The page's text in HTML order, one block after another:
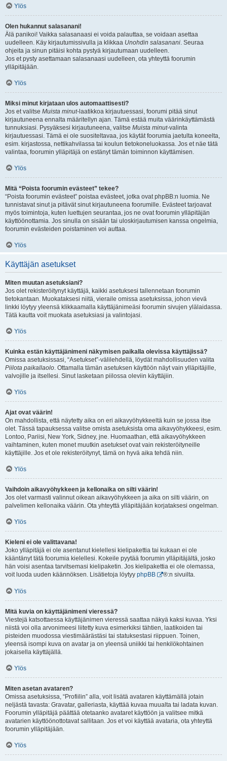
Ylös
Olen hukannut salasanani!
Älä panikoi! Vaikka salasanaasi ei voida palauttaa, se voidaan asettaa
uudelleen. Käy kirjautumissivulla ja klikkaa Unohdin salasanani. Seuraa
ohjeita ja sinun pitäisi kohta pystyä kirjautumaan uudelleen.
Jos et pysty asettamaan salasanaasi uudelleen, ota yhteyttä foorumin
ylläpitäjään.
Ylös
Miksi minut kirjataan ulos automaattisesti?
Jos et valitse Muista minut-laatikkoa kirjautuessasi, foorumi pitää sinut
kirjautuneena ennalta määritellyn ajan. Tämä estää muita väärinkäyttämästä
tunnuksiasi. Pysyäksesi kirjautuneena, valitse Muista minut-valinta
kirjautuessasi. Tämä ei ole suositeltavaa, jos käytät foorumia jaetulta koneelta,
esim. kirjastossa, nettikahvilassa tai koulun tietokoneluokassa. Jos et näe tätä
valintaa, foorumin ylläpitäjä on estänyt tämän toiminnon käyttämisen.
Ylös
Mitä “Poista foorumin evästeet” tekee?
“Poista foorumin evästeet” poistaa evästeet, jotka ovat phpBB:n luomia. Ne
tunnistavat sinut ja pitävät sinut kirjautuneena foorumille. Evästeet tarjoavat
myös toimintoja, kuten luettujen seurantaa, jos ne ovat foorumin ylläpitäjän
käyttöönottamia. Jos sinulla on sisään tai uloskirjautumisen kanssa ongelmia,
foorumin evästeiden poistaminen voi auttaa.
Ylös
Käyttäjän asetukset
Miten muutan asetuksiani?
Jos olet rekisteröitynyt käyttäjä, kaikki asetuksesi tallennetaan foorumin
tietokantaan. Muokataksesi niitä, vieraile omissa asetuksissa, johon vievä
linkki löytyy yleensä klikkaamalla käyttäjänimeäsi foorumin sivujen ylälaidassa.
Tätä kautta voit muokata asetuksiasi ja valintojasi.
Ylös
Kuinka estän käyttäjänimeni näkymisen paikalla olevissa käyttäjissä?
Omissa asetuksissasi, “Asetukset”-välilehdellä, löydät mahdollisuuden valita
Piilota paikallaolo. Ottamalla tämän asetuksen käyttöön näyt vain ylläpitäjille,
valvojille ja itsellesi. Sinut lasketaan piilossa oleviin käyttäjiin.
Ylös
Ajat ovat väärin!
On mahdollista, että näytetty aika on eri aikavyöhykkeeltä kuin se jossa itse
olet. Tässä tapauksessa valitse omista asetuksista oma aikavyöhykkeesi, esim.
Lontoo, Pariisi, New York, Sidney, jne. Huomaathan, että aikavyöhykkeen
vaihtaminen, kuten monet muutkin asetukset ovat vain rekisteröityneille
käyttäjille. Jos et ole rekisteröitynyt, tämä on hyvä aika tehdä niin.
Ylös
Vaihdoin aikavyöhykkeen ja kellonaika on silti väärin!
Jos olet varmasti valinnut oikean aikavyöhykkeen ja aika on silti väärin, on
palvelimen kellonaika väärin. Ota yhteyttä ylläpitäjään korjataksesi ongelman.
Ylös
Kieleni ei ole valittavana!
Joko ylläpitäjä ei ole asentanut kielellesi kielipakettia tai kukaan ei ole
kääntänyt tätä foorumia kielellesi. Kokeile pyytää foorumin ylläpitäjältä, josko
hän voisi asentaa tarvitsemasi kielipaketin. Jos kielipakettia ei ole olemassa,
voit luoda uuden käännöksen. Lisätietoja löytyy phpBB ®:n sivuilta.
Ylös
Mitä kuvia on käyttäjänimeni vieressä?
Viestejä katsottaessa käyttäjänimen vieressä saattaa näkyä kaksi kuvaa. Yksi
niistä voi olla arvonimeesi liitetty kuva esimerkiksi tähtien, laatikoiden tai
pisteiden muodossa viestimäärästäsi tai statuksestasi riippuen. Toinen,
yleensä isompi kuva on avatar ja on yleensä uniikki tai henkilökohtainen
jokaisella käyttäjällä.
Ylös
Miten asetan avataren?
Omissa asetuksissa, “Profiilin” alla, voit lisätä avataren käyttämällä jotain
neljästä tavasta: Gravatar, galleriasta, käyttää kuvaa muualta tai ladata kuvan.
Foorumin ylläpitäjä päättää otetaanko avataret käyttöön ja valitsee mitkä
avatarien käyttöönottotavat sallitaan. Jos et voi käyttää avataria, ota yhteyttä
foorumin ylläpitäjään.
Ylös